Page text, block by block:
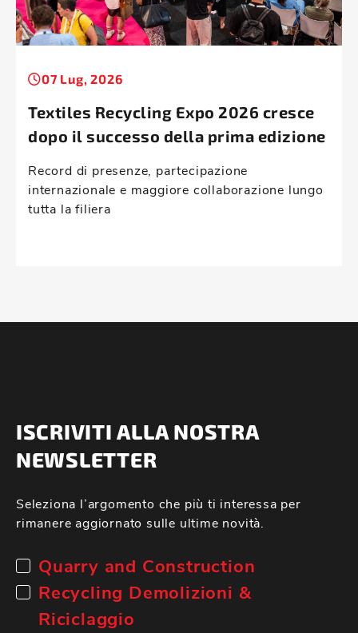
07 Lug, 2026
Textiles Recycling Expo 2026 cresce
dopo il successo della prima edizione
Record di presenze, partecipazione
internazionale e maggiore collaborazione lungo
tutta la filiera
ISCRIVITI ALLA NOSTRA
NEWSLETTER
Seleziona l’argomento che più ti interessa per
rimanere aggiornato sulle ultime novità.
Quarry and Construction
Recycling Demolizioni &
Riciclaggio